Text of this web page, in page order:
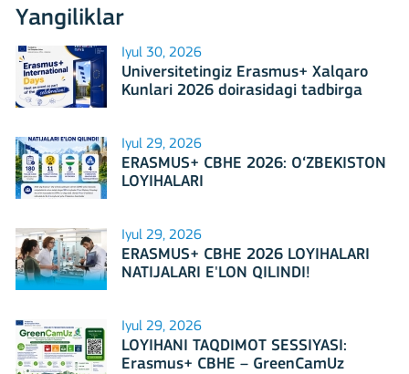
Yangiliklar
Iyul 30, 2026
Universitetingiz Erasmus+ Xalqaro
Kunlari 2026 doirasidagi tadbirga
Iyul 29, 2026
ERASMUS+ CBHE 2026: O‘ZBEKISTON
LOYIHALARI
Iyul 29, 2026
ERASMUS+ CBHE 2026 LOYIHALARI
NATIJALARI E'LON QILINDI!
Iyul 29, 2026
LOYIHANI TAQDIMOT SESSIYASI:
Erasmus+ CBHE – GreenCamUz